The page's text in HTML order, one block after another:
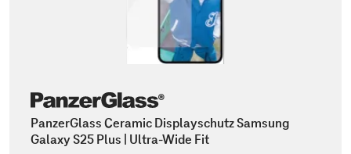
PanzerGlass Ceramic Displayschutz Samsung
Galaxy S25 Plus | Ultra-Wide Fit